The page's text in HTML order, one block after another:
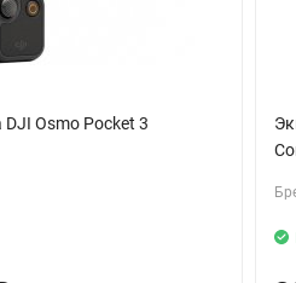
Osmo Pocket 3